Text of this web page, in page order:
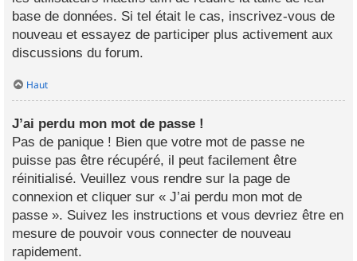
base de données. Si tel était le cas, inscrivez-vous de
nouveau et essayez de participer plus activement aux
discussions du forum.
Haut
J’ai perdu mon mot de passe !
Pas de panique ! Bien que votre mot de passe ne
puisse pas être récupéré, il peut facilement être
réinitialisé. Veuillez vous rendre sur la page de
connexion et cliquer sur « J’ai perdu mon mot de
passe ». Suivez les instructions et vous devriez être en
mesure de pouvoir vous connecter de nouveau
rapidement.